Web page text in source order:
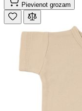
Pievienot grozam